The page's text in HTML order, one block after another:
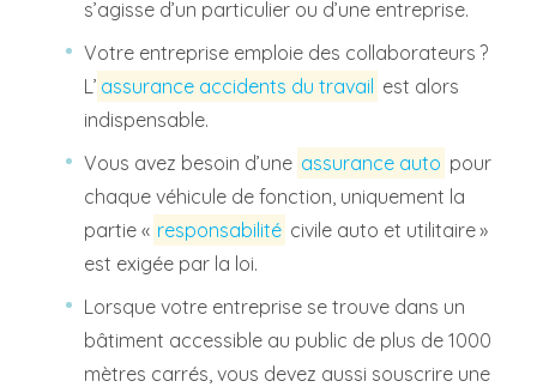
s’agisse d’un particulier ou d’une entreprise.
Votre entreprise emploie des collaborateurs ?
L’ assurance accidents du travail est alors
indispensable.
Vous avez besoin d’une assurance auto pour
chaque véhicule de fonction, uniquement la
partie « responsabilité civile auto et utilitaire »
est exigée par la loi.
Lorsque votre entreprise se trouve dans un
bâtiment accessible au public de plus de 1000
mètres carrés, vous devez aussi souscrire une